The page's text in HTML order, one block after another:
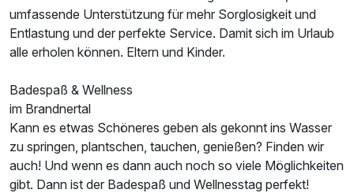
umfassende Unterstützung für mehr Sorglosigkeit und
Entlastung und der perfekte Service. Damit sich im Urlaub
alle erholen können. Eltern und Kinder.
Badespaß & Wellness
im Brandnertal
Kann es etwas Schöneres geben als gekonnt ins Wasser
zu springen, plantschen, tauchen, genießen? Finden wir
auch! Und wenn es dann auch noch so viele Möglichkeiten
gibt. Dann ist der Badespaß und Wellnesstag perfekt!